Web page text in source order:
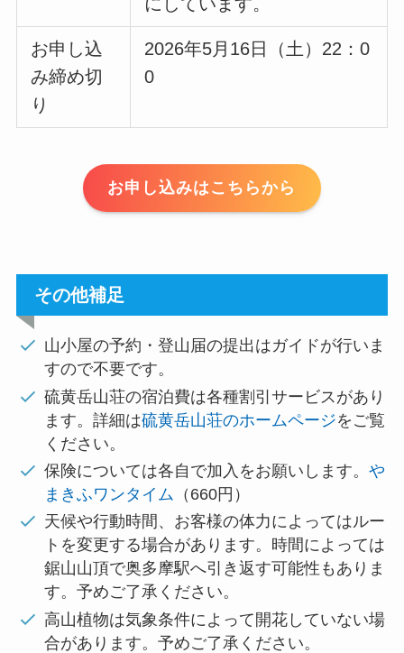
お申し込
み締め切
り
2026年5月16日（土）22：0
0
お申し込みはこちらから
その他補足
山小屋の予約・登山届の提出はガイドが行いま
すので不要です。
硫黄岳山荘の宿泊費は各種割引サービスがあり
ます。詳細は硫黄岳山荘のホームページをご覧
ください。
保険については各自で加入をお願いします。や
まきふワンタイム
（660円）
天候や行動時間、お客様の体力によってはルー
トを変更する場合があります。時間によっては
鋸山山頂で奥多摩駅へ引き返す可能性もありま
す。予めご了承ください。
高山植物は気象条件によって開花していない場
合があります。予めご了承ください。